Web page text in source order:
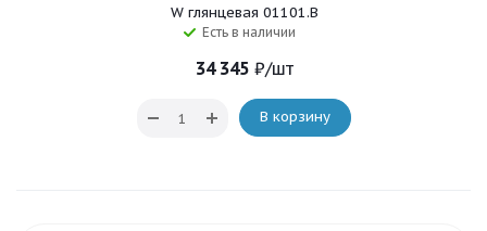
W глянцевая 01101.B
Есть в наличии
34 345₽/шт
В корзину